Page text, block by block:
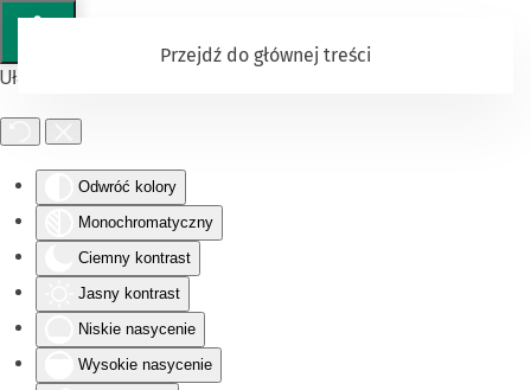
Ułatwienia dostępu
Odwróć kolory
Monochromatyczny
Ciemny kontrast
Jasny kontrast
Niskie nasycenie
Wysokie nasycenie
Przejdź do głównej treści